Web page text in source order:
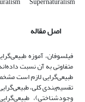
اصل مقاله
فیلسوفان، آموزه
متفاوتی به آن نسبت
‌طبیعی‌گرایی لازم است
تقسیم‌بندی کلی،
وجودشناختی)،